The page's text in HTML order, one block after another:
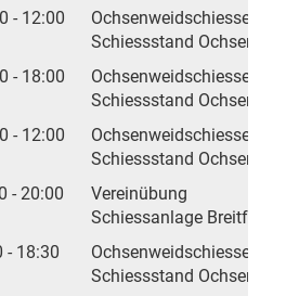
- 12:00
Ochsenweidschiessen
Schiessstand
- 18:00
Ochsenweidschiessen
Schiessstand
- 12:00
Ochsenweidschiessen
Schiessstand
- 20:00
Vereinübung
Schiessanlage Breitfeld,
- 18:30
Ochsenweidschiessen
Schiessstand